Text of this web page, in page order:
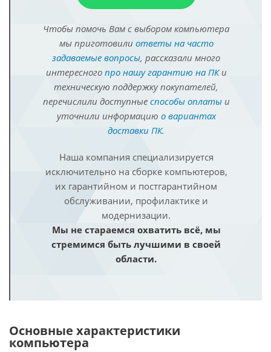
Чтобы помочь Вам с выбором компьютера
мы приготовили ответы на часто
задаваемые вопросы, рассказали много
интересного про нашу гарантию на ПКи
техническую поддержку покупателей,
перечислили доступные способы оплатыи
уточнили информацию о вариантах
доставки ПК.
Наша компания специализируется
исключительно на сборке компьютеров,
их гарантийном и постгарантийном
обслуживании, профилактике и
модернизации.
Мы не стараемся охватить всё, мы
стремимся быть лучшими в своей
области.
Основные характеристики
компьютера